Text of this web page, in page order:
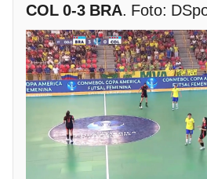
COL 0-3 BRA. Foto: